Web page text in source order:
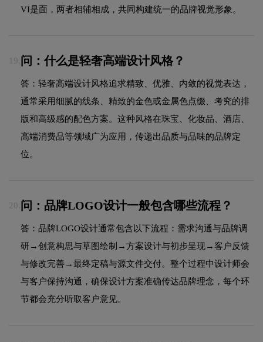
VI是面，两者相辅相成，共同构建统一的品牌视觉形象。
19. 问：什么是轻奢高端设计风格？
答：轻奢高端设计风格追求精致、优雅、内敛的视觉表达，
通常采用细腻的线条、精致的金色或金属色点缀、考究的排
版和高级感的配色方案。这种风格在珠宝、化妆品、酒店、
高端消费品等领域广为应用，传递出品质与品味的品牌定
位。
20. 问：品牌LOGO设计一般包含哪些流程？
答：品牌LOGO设计通常包含以下流程：需求沟通与品牌调
研→创意构思与草图绘制→方案设计与初步呈现→客户反馈
与修改完善→最终定稿与源文件交付。整个过程中设计师会
与客户保持沟通，确保设计方案准确传达品牌理念，每个环
节都会充分听取客户意见。